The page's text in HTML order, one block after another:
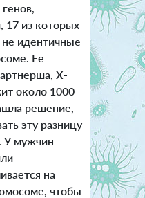
из которых
идентичные
Ее
X-
около 1000
решение,
эту разницу
У мужчин
на
чтобы